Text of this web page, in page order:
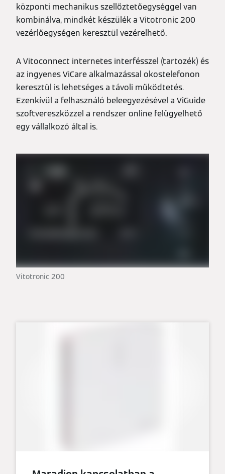
központi mechanikus szellőztetőegységgel van
kombinálva, mindkét készülék a Vitotronic 200
vezérlőegységen keresztül vezérelhető.
A Vitoconnect internetes interfésszel (tartozék) és
az ingyenes ViCare alkalmazással okostelefonon
keresztül is lehetséges a távoli működtetés.
Ezenkívül a felhasználó beleegyezésével a ViGuide
szoftvereszközzel a rendszer online felügyelhető
egy vállalkozó által is.
Vitotronic 200